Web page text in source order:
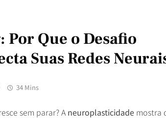
Que o Desafio
Suas Redes
34 Mins
sem parar? A neuroplasticidade mostra